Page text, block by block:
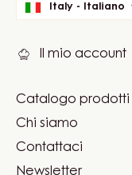
quickItaly - Italiano
Il mio account
Footer
Carma
Catalogo prodotti
Chi siamo
Contattaci
Newsletter